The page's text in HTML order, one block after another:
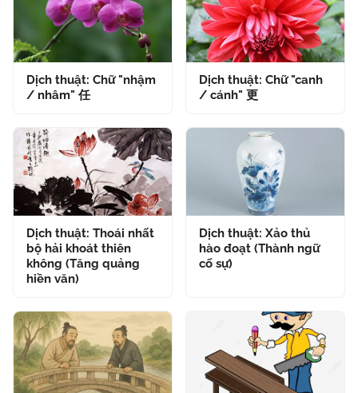
Dịch thuật: Chữ "nhậm
/ nhâm" 任
Dịch thuật: Chữ "canh
/ cánh" 更
Dịch thuật: Thoái nhất
bộ hải khoát thiên
không (Tăng quảng
hiền văn)
Dịch thuật: Xảo thủ
hào đoạt (Thành ngữ
cố sự)